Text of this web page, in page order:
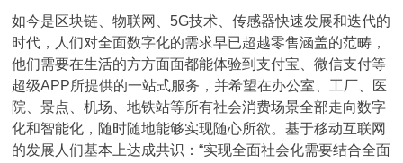
如今是区块链、物联网、5G技术、传感器快速发展和迭代的
时代，人们对全面数字化的需求早已超越零售涵盖的范畴，
他们需要在生活的方方面面都能体验到支付宝、微信支付等
超级APP所提供的一站式服务，并希望在办公室、工厂、医
院、景点、机场、地铁站等所有社会消费场景全部走向数字
化和智能化，随时随地能够实现随心所欲。基于移动互联网
的发展人们基本上达成共识：“实现全面社会化需要结合全面